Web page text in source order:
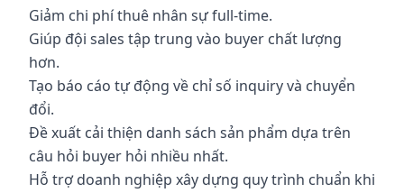
Giảm chi phí thuê nhân sự full-time.
Giúp đội sales tập trung vào buyer chất lượng
hơn.
Tạo báo cáo tự động về chỉ số inquiry và chuyển
đổi.
Đề xuất cải thiện danh sách sản phẩm dựa trên
câu hỏi buyer hỏi nhiều nhất.
Hỗ trợ doanh nghiệp xây dựng quy trình chuẩn khi